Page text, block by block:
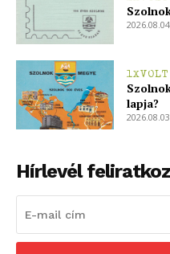
2026.08.04.
1XVOLT
lapja?
Hírlevél